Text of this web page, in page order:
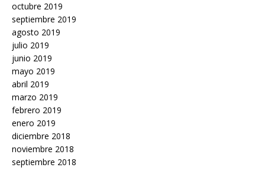
octubre 2019
septiembre 2019
agosto 2019
julio 2019
junio 2019
mayo 2019
abril 2019
marzo 2019
febrero 2019
enero 2019
diciembre 2018
noviembre 2018
septiembre 2018